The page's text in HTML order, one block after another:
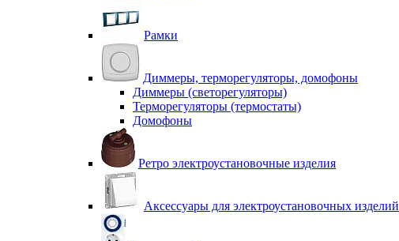
Рамки
Диммеры, терморегуляторы, домофоны
Диммеры (светорегуляторы)
Терморегуляторы (термостаты)
Домофоны
Ретро электроустановочные изделия
Аксессуары для электроустановочных изделий